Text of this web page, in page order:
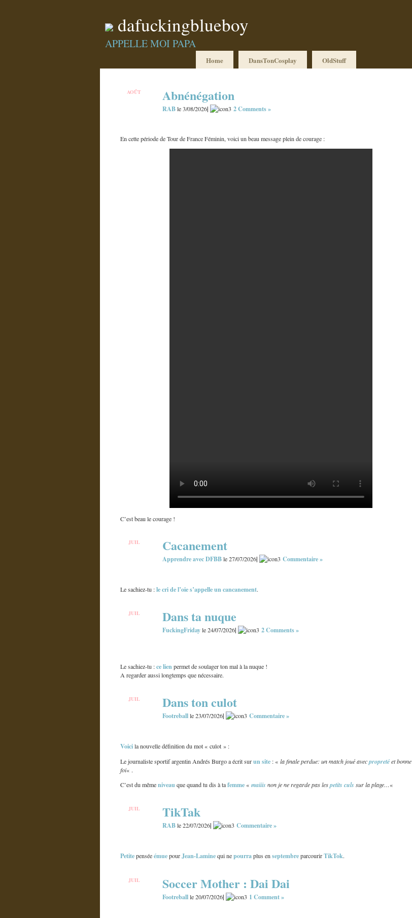
dafuckingblueboy
APPELLE MOI PAPA
Home DansTonCosplay OldStuff
AOÛT Abnénégation
RABle 3/08/2026| 2 Comments »
En cette période de Tour de France Féminin, voici un beau message plein de courage :
C’est beau le courage !
JUIL Cacanement
Apprendre avec DFBBle 27/07/2026| Commentaire »
Le sachiez-tu :le cri de l’oie s’appelle un cancanement.
JUIL Dans ta nuque
FuckingFridayle 24/07/2026| 2 Comments »
Le sachiez-tu :ce lienpermet de soulager ton mal à la nuque !
A regarder aussi longtemps que nécessaire.
JUIL Dans ton culot
Footreballle 23/07/2026| Commentaire »
Voicila nouvelle définition du mot « culot » :
Le journaliste sportif argentin Andrés Burgo a écrit surun site : « la finale perdue: un match joué avecpropretéet bonne
foi« .
C’est du mêmeniveauque quand tu dis à tafemme « maiiis non je ne regarde pas lespetits culs sur la plage…«
JUIL TikTak
RABle 22/07/2026| Commentaire »
PetitepenséeémuepourJean-Laminequi nepourraplus enseptembreparcourirTikTok.
JUIL Soccer Mother : Dai Dai
Footreballle 20/07/2026| 1 Comment »